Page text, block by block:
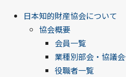
日本知的財産協会について
協会概要
会員一覧
業種別部会・協議
役職者一覧